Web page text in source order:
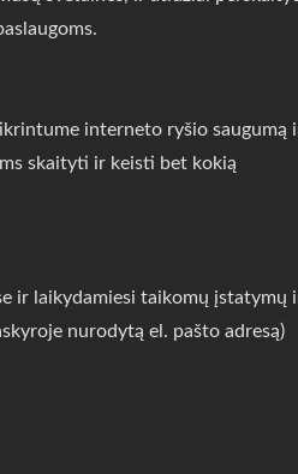
interneto ryšio saugumą
skaityti ir keisti bet kokią
ir laikydamiesi taikomų įstatymų
nurodytą el. pašto adresą)